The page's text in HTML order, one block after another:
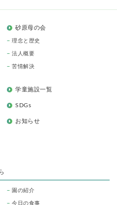
砂原母の会
理念と歴史
法人概要
苦情解決
学童施設一覧
SDGs
お知らせ
ら
園の紹介
今日の食事